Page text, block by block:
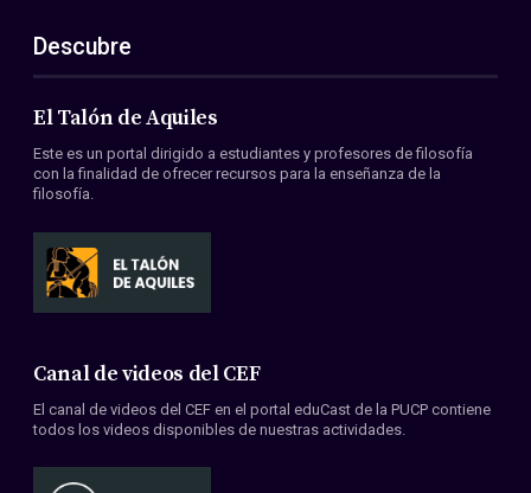
ES
EN
Acerca de nosotros
Miembros
Convenios
Descubre
El Talón de Aquiles
Este es un portal dirigido a estudiantes y profesores de filosofía
con la finalidad de ofrecer recursos para la enseñanza de la
filosofía.
Canal de videos del CEF
El canal de videos del CEF en el portal eduCast de la PUCP contiene
todos los videos disponibles de nuestras actividades.